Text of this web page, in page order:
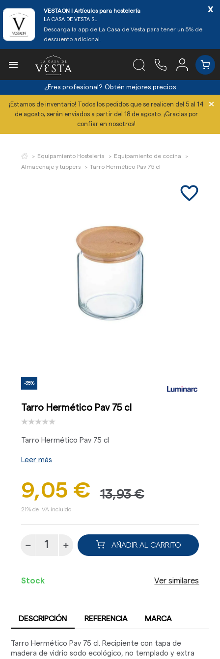
VESTAON l Artículos para hostelería
LA CASA DE VESTA SL.
Descarga la app de La Casa de Vesta para tener un 5% de
descuento adicional.
x

¿Eres profesional? Obtén mejores precios
¡Estamos de inventario! Todos los pedidos que se realicen del 5 al 14
de agosto, serán enviados a partir del 18 de agosto. ¡Gracias por
confiar en nosotros!
×
Equipamiento Hostelería
Equipamiento de cocina
Almacenaje y tuppers
Tarro Hermético Pav 75 cl
favorite_border
-35%
Tarro Hermético Pav 75 cl
Tarro Hermético Pav 75 cl
Leer más
9,05 € 13,93 €
21% de IVA incluido.
AÑADIR AL CARRITO
Stock Ver similares
DESCRIPCIÓN REFERENCIA MARCA
Tarro Hermético Pav 75 cl. Recipiente con tapa de
madera de vidrio sodo ecológico, no templado y extra